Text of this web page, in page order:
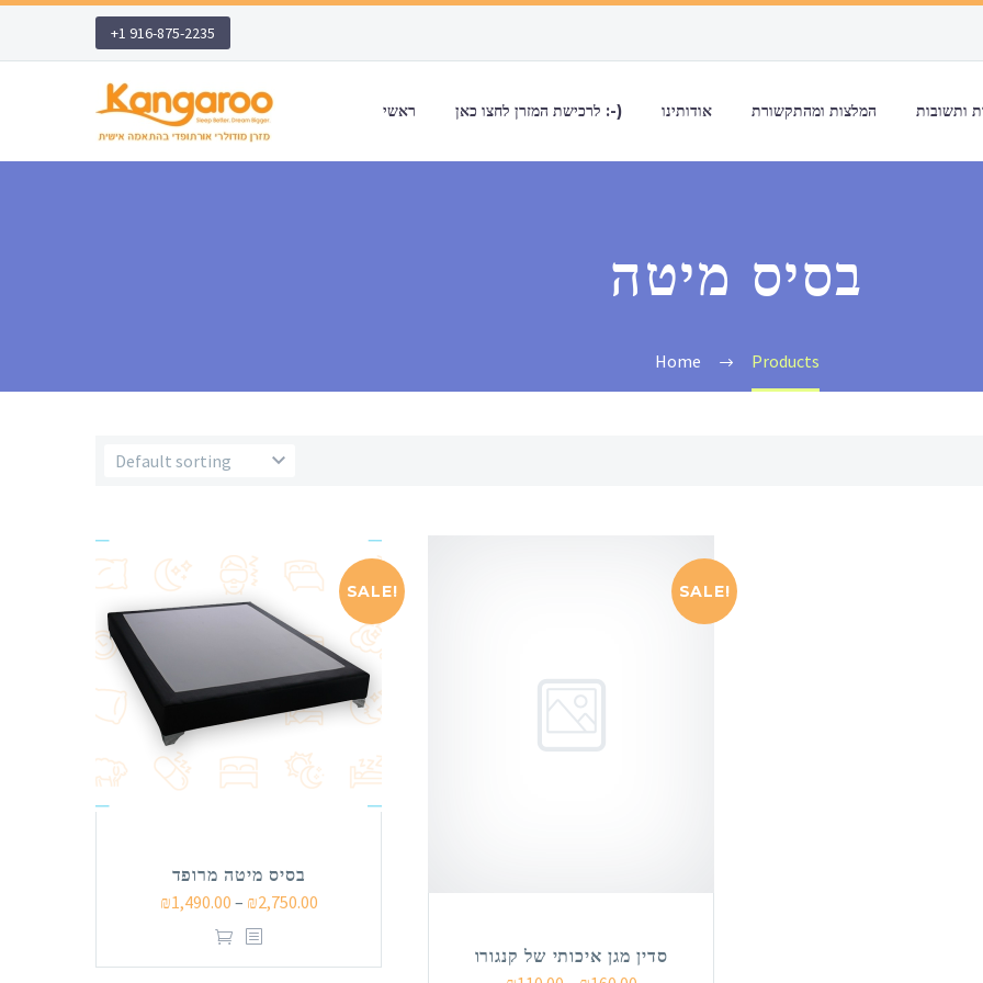
+1 916-875-2235
ראשי לרכישת המזרן לחצו כאן :-) אודותינו המלצות ומהתקשורת ותשובות
בסיס מיטה
Home Products
Default sorting
SALE!
בסיס מיטה מרופד
₪1,490.00 – ₪2,750.00
SALE!
סדין מגן איכותי של קנגורו